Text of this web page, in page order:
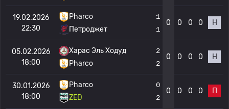
19.02.2026
22:30
Pharco
Петроджет
1
1
0 0 0 0 Н
05.02.2026
18:00
Харас Эль Ходуд
Pharco
2
2
0 0 0 0 Н
30.01.2026
18:00
Pharco
ZED
0
2
0 0 0 0 П